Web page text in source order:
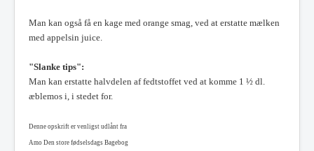
Man kan også få en kage med orange smag, ved at erstatte mælken
med appelsin juice.
"Slanke tips":
Man kan erstatte halvdelen af fedtstoffet ved at komme 1 ½ dl.
æblemos i, i stedet for.
Denne opskrift er venligst udlånt fra
Amo Den store fødselsdags Bagebog